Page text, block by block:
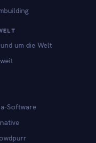
um die Welt
Software